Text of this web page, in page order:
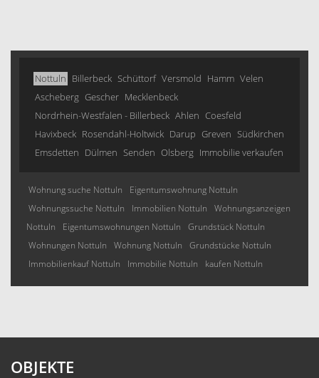
Nottuln Billerbeck Schüttorf Versmold Hamm Velen
Ascheberg Gescher Mecklenbeck
Nordrhein-Westfalen - Billerbeck Ahlen Coesfeld
Havixbeck Rosendahl-Holtwick Darup Greven Südkirchen
Emsdetten Dülmen Senden Olsberg Immobilie verkaufen
Wohnung suche Nottuln
Eigentumswohnung Nottuln
Wohnungssuche Nottuln
Immobilien Nottuln
Wohnungsanzeigen
Nottuln
Eigentumswohnungen Nottuln
Grundstück Nottuln
Wohnungen Nottuln
Wohnung Nottuln
Grundstücke Nottuln
Immobilienkauf Nottuln
Immobilie Nottuln kaufen Nottuln
OBJEKTE